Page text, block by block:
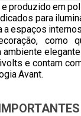
produzido em
para
a espaços
como
ambiente
e contam
Avant.